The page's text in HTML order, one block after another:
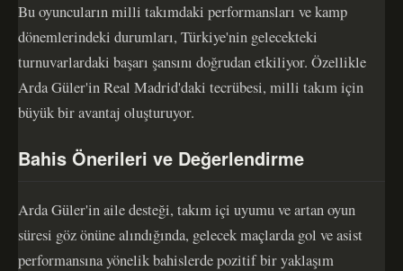
Bu oyuncuların milli takımdaki performansları ve kamp
dönemlerindeki durumları, Türkiye'nin gelecekteki
turnuvarlardaki başarı şansını doğrudan etkiliyor. Özellikle
Arda Güler'in Real Madrid'daki tecrübesi, milli takım için
büyük bir avantaj oluşturuyor.
Bahis Önerileri ve Değerlendirme
Arda Güler'in aile desteği, takım içi uyumu ve artan oyun
süresi göz önüne alındığında, gelecek maçlarda gol ve asist
performansına yönelik bahislerde pozitif bir yaklaşım